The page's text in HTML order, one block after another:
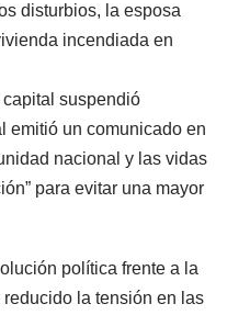
disturbios, la esposa
incendiada en
suspendió
emitió un comunicado en
nacional y las vidas
para evitar una mayor
política frente a la
la tensión en las